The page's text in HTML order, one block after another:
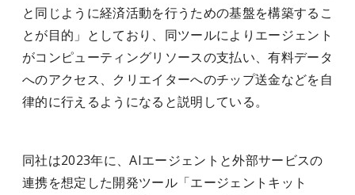
と同じように経済活動を行うための基盤を構築するこ
とが目的」としており、同ツールによりエージェント
がコンピューティングリソースの支払い、有料データ
へのアクセス、クリエイターへのチップ送金などを自
律的に行えるようになると説明している。
同社は2023年に、AIエージェントと外部サービスの
連携を想定した開発ツール「エージェントキット